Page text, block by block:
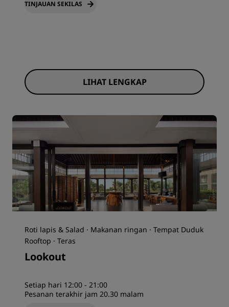
TINJAUAN SEKILAS
LIHAT LENGKAP
Roti lapis & Salad · Makanan ringan · Tempat Duduk
Rooftop · Teras
Lookout
Setiap hari 12:00 - 21:00
Pesanan terakhir jam 20.30 malam